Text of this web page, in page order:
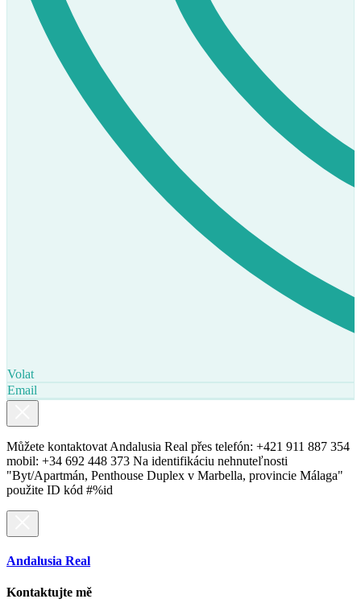
Volat
Email
Můžete kontaktovat Andalusia Real přes telefón: +421 911 887 354
mobil: +34 692 448 373 Na identifikáciu nehnuteľnosti
"Byt/Apartmán, Penthouse Duplex v Marbella, provincie Málaga"
použite ID kód #%id
Andalusia Real
Kontaktujte mě